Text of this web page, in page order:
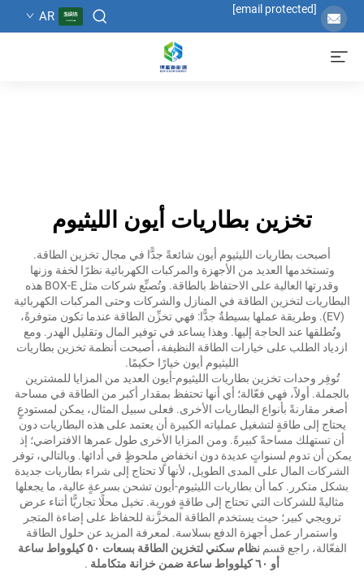
[email protected]
AR
تخزين بطاريات أيون الليثيوم
أصبحت بطاريات الليثيوم أيون شائعةً جدًّا في مجال تخزين الطاقة.
وتستخدمها العديد من الأجهزة والمركبات الكهربائية نظرًا لخفة وزنها
وقدرتها العالية على الاحتفاظ بالطاقة. وتُصنِّع شركات مثل BOX-E هذه
البطاريات لتخزين الطاقة في المنازل والشركات وحتى المركبات الكهربائية
(EV). وطريقة عملها بسيطةٌ جدًّا: فهي تخزِّن الطاقة عندما تكون متوفرةً،
وتُطلقها عند الحاجة إليها. وهذا يساعد في توفير المال وتقليل الهدر. ومع
ازدياد الطلب على خيارات الطاقة النظيفة، أصبحت أنظمة تخزين بطاريات
الليثيوم أيون خيارًا حكيمًا.
تُوفِر وحدات تخزين بطاريات الليثيوم-أيون العديد من المزايا للمشترين
بالجملة. أولاً، فهي فعّالة؛ أي أنها تحتفظ بمقدار أكبر من الطاقة في مساحة
أصغر مقارنةً بأنواع البطاريات الأخرى. فعلى سبيل المثال، يمكن لمستودعٍ
يحتاج إلى طاقةٍ لتشغيل عملياته الكبيرة أن يعتمد على هذه البطاريات دون
أن تستهلك مساحةً كبيرةً. ومن المزايا الأخرى طول عمرها الافتراضي؛ إذ
يمكن أن تدوم لسنواتٍ عديدة دون انخفاضٍ ملحوظٍ في أدائها. وبالتالي، توفر
الشركات المال على المدى الطويل، لأنها لا تحتاج إلى شراء بطاريات جديدة
بشكل متكرر. كما أن بطاريات الليثيوم-أيون تشحن بسرعةٍ عالية، ما يجعلها
مثاليةً للشركات التي تحتاج إلى طاقةٍ فورية. تخيل محلًا تجاريًّا أثناء عرض
ترويجي كبير؛ حيث يستخدم الطاقة المخزَّنة للحفاظ على إضاءة المتجر
واستمرار عمل أجهزة الدفع بسلاسة. لمعرفة المزيد عن حلول الطاقة
الفعّالة، راجع قسم
نظام سكني لتخزين الطاقة بسعات ٥٠ كيلوواط ساعة
أو ٦٠ كيلوواط ساعة ضمن خزانة متكاملة
.